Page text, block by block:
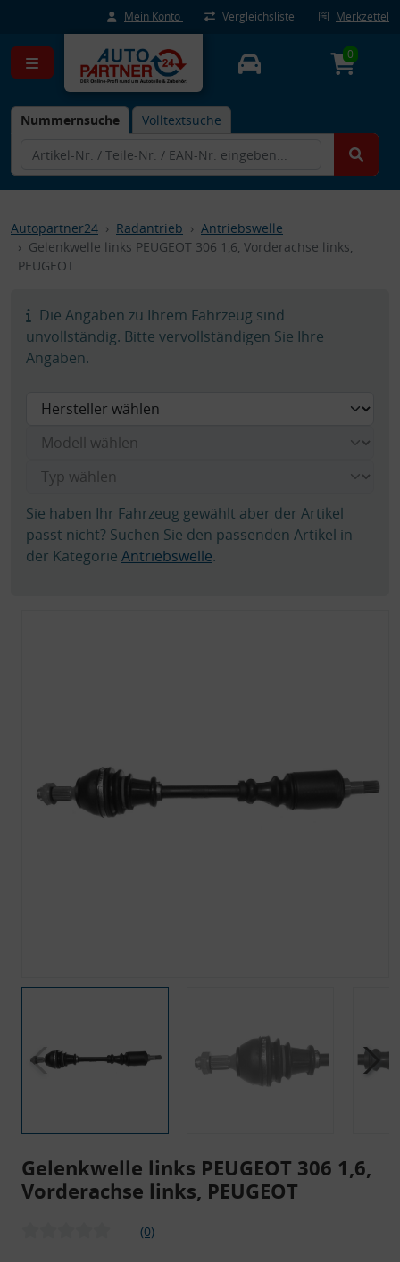
Mein Konto Vergleichsliste Merkzettel
Nummernsuche Volltextsuche
0
Autopartner24 Radantrieb
Antriebswelle
Gelenkwelle links PEUGEOT 306 1,6, Vorderachse links,
PEUGEOT
Die Angaben zu Ihrem Fahrzeug sind
unvollständig. Bitte vervollständigen Sie Ihre
Angaben.
Sie haben Ihr Fahrzeug gewählt aber der Artikel
passt nicht? Suchen Sie den passenden Artikel in
der Kategorie Antriebswelle.
Gelenkwelle links PEUGEOT 306 1,6,
Vorderachse links, PEUGEOT
(0)